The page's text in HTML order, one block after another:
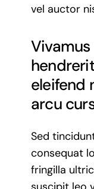
vel auctor
eleifend
arcu
Sed
consequat
fringilla